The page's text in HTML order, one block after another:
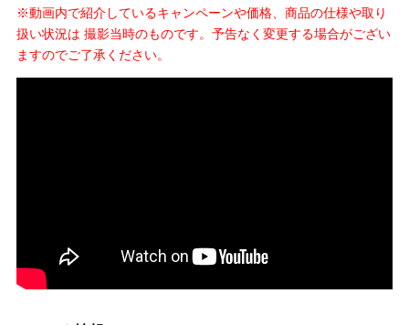
※動画内で紹介しているキャンペーンや価格、商品の仕様や取り
扱い状況は 撮影当時のものです。予告なく変更する場合がござい
ますのでご了承ください。